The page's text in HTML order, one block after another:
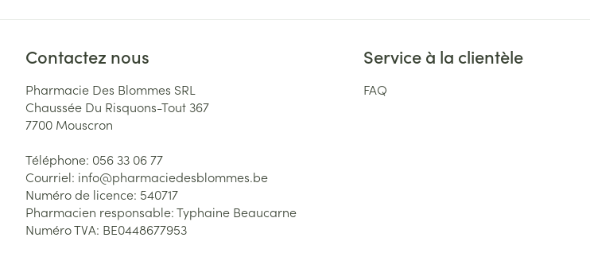
Contactez nous
Pharmacie Des Blommes SRL
Chaussée Du Risquons-Tout 367
7700 Mouscron
Téléphone: 056 33 06 77
Courriel: info@pharmaciedesblommes.be
Numéro de licence: 540717
Pharmacien responsable:Typhaine Beaucarne
Numéro TVA: BE0448677953
Service à la clientèle
FAQ